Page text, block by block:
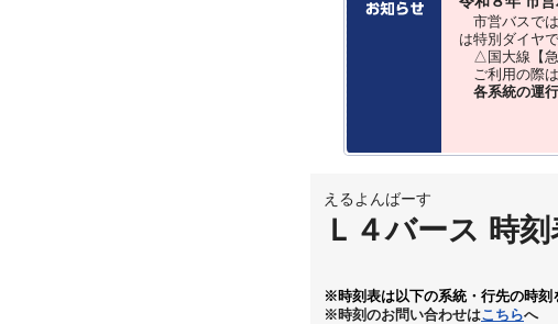
市営バスでは
は特別ダイヤ
△国大線【急
ご利用の際は
各系統の運行
えるよんばーす
Ｌ４バース 時刻
※時刻表は以下の系統・行先の時刻
※時刻のお問い合わせはこちらへ